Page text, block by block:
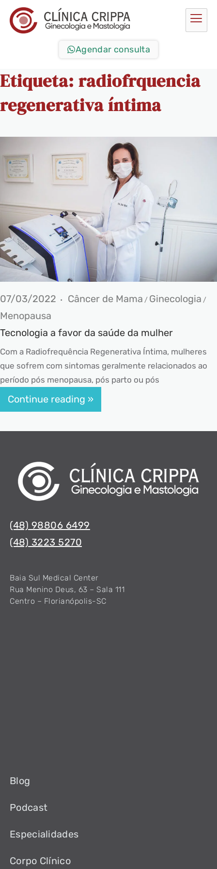
Agendar consulta
Etiqueta: radiofrquencia
regenerativa íntima
07/03/2022 Câncer de Mama / Ginecologia /
Menopausa
Tecnologia a favor da saúde da mulher
Com a Radiofrequência Regenerativa Íntima, mulheres
que sofrem com sintomas geralmente relacionados ao
período pós menopausa, pós parto ou pós
Continue reading
(48) 98806 6499
(48) 3223 5270
Baia Sul Medical Center
Rua Menino Deus, 63 – Sala 111
Centro – Florianópolis-SC
Blog
Podcast
Especialidades
Corpo Clínico